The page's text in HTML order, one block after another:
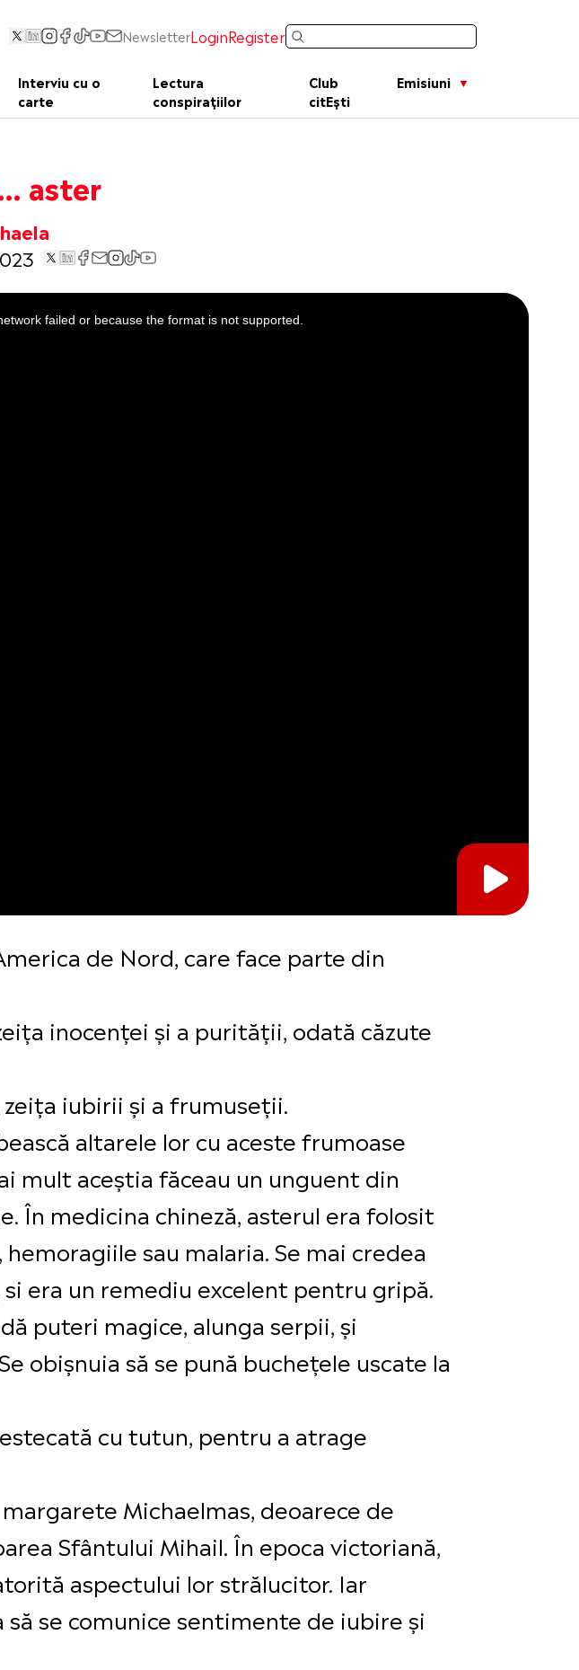
NewsletterLoginRegister
Interviu cu o
carte
Lectura
conspirațiilor
Club
citEști
Emisiuni
aster
failed or because the format is not supported.
de Nord, care face parte din
inocenței și a purității, odată căzute
iubirii și a frumuseții.
altarele lor cu aceste frumoase
mult aceștia făceau un unguent din
În medicina chineză, asterul era folosit
sau malaria. Se mai credea
era un remediu excelent pentru gripă.
puteri magice, alunga serpii, și
obișnuia să se pună buchețele uscate la
cu tutun, pentru a atrage
Michaelmas, deoarece de
Sfântului Mihail. În epoca victoriană,
aspectului lor strălucitor. Iar
se comunice sentimente de iubire și